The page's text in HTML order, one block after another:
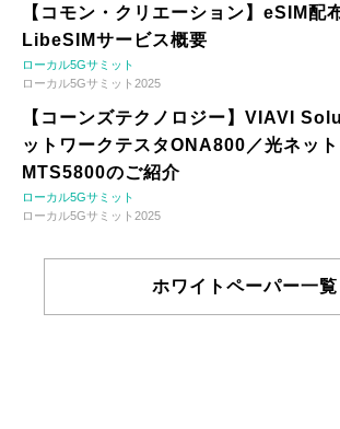
【コモン・クリエーション】eSIM配
LibeSIMサービス概要
ローカル5Gサミット
ローカル5Gサミット2025
【コーンズテクノロジー】VIAVI
ットワークテスタONA800／光ネッ
MTS5800のご紹介
ローカル5Gサミット
ローカル5Gサミット2025
ホワイトペーパー一覧